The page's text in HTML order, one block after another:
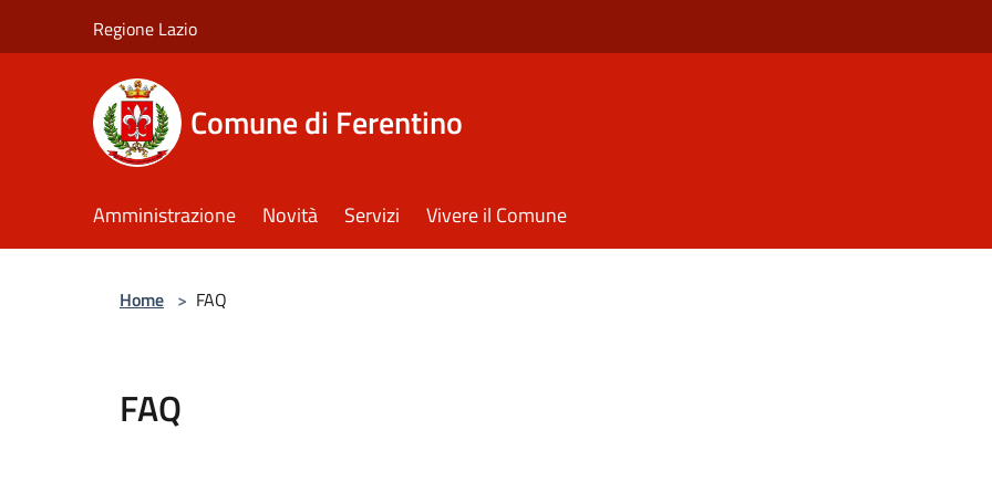
Regione Lazio
Comune di Ferentino
Amministrazione Novità Servizi Vivere il Comune
Home > FAQ
FAQ